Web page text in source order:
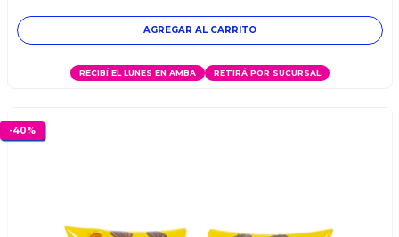
RECIBÍ EL LUNES EN AMBA RETIRÁ POR SUCURSAL
-40%